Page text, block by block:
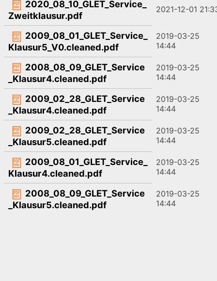
2020_08_10_GLET_Service_
Zweitklausur.pdf
2021-12-01
2009_08_01_GLET_Service_
Klausur5_V0.cleaned.pdf
2019-03-25
14:44
2008_08_09_GLET_Service
_Klausur4.cleaned.pdf
2019-03-25
14:44
2009_02_28_GLET_Service
_Klausur4.cleaned.pdf
2019-03-25
14:44
2009_02_28_GLET_Service
_Klausur5.cleaned.pdf
2019-03-25
14:44
2009_08_01_GLET_Service_
Klausur4.cleaned.pdf
2019-03-25
14:44
2008_08_09_GLET_Service
_Klausur5.cleaned.pdf
2019-03-25
14:44